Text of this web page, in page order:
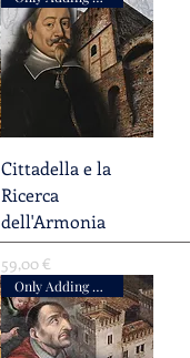
Cittadella e la
Ricerca
dell'Armonia
Prezzo
59,00 €
Only Adding Accompaniment